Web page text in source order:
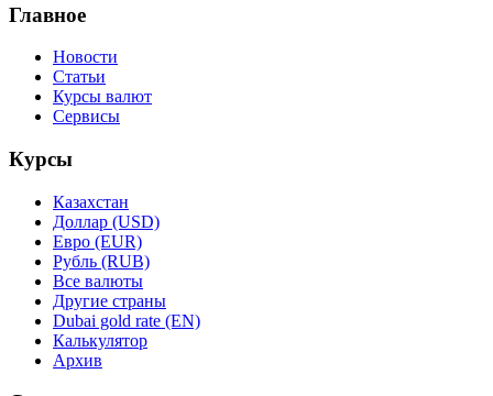
Главное
Новости
Статьи
Курсы валют
Сервисы
Курсы
Казахстан
Доллар (USD)
Евро (EUR)
Рубль (RUB)
Все валюты
Другие страны
Dubai gold rate (EN)
Калькулятор
Архив